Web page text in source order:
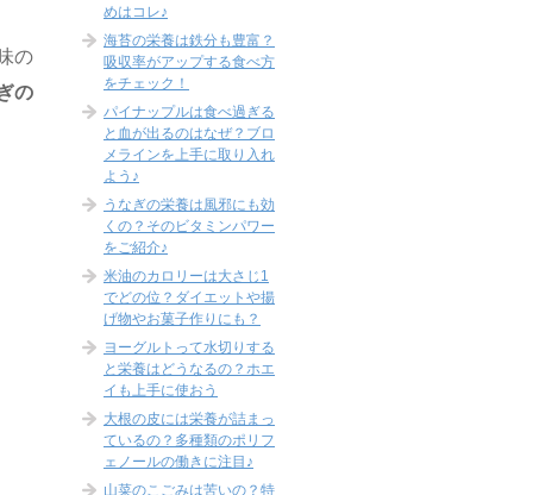
の
の
めはコレ♪
海苔の栄養は鉄分も豊富？
吸収率がアップする食べ方
をチェック！
パイナップルは食べ過ぎる
と血が出るのはなぜ？ブロ
メラインを上手に取り入れ
よう♪
うなぎの栄養は風邪にも効
くの？そのビタミンパワー
をご紹介♪
米油のカロリーは大さじ1
でどの位？ダイエットや揚
げ物やお菓子作りにも？
ヨーグルトって水切りする
と栄養はどうなるの？ホエ
イも上手に使おう
大根の皮には栄養が詰まっ
ているの？多種類のポリフ
ェノールの働きに注目♪
山菜のこごみは苦いの？特